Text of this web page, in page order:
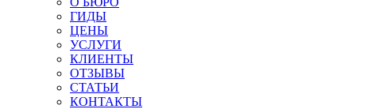
ГИДЫ
ЦЕНЫ
УСЛУГИ
КЛИЕНТЫ
ОТЗЫВЫ
СТАТЬИ
КОНТАКТЫ